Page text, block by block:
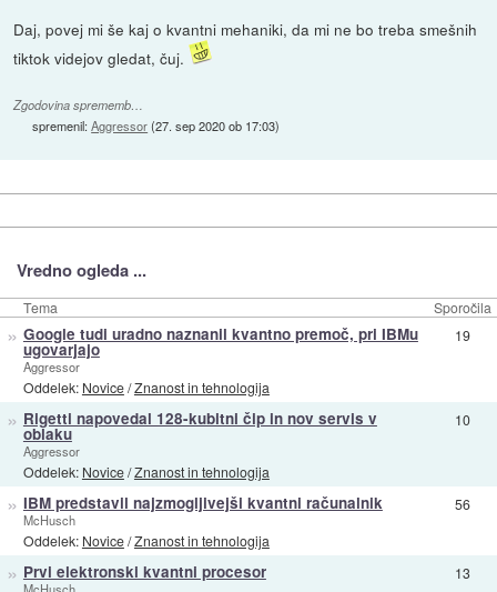
Daj, povej mi še kaj o kvantni mehaniki, da mi ne bo treba smešnih
tiktok videjov gledat, čuj.
Zgodovina sprememb…
spremenil:Aggressor(27. sep 2020 ob 17:03)
Vredno ogleda ...
Tema Sporočila
» Google tudi uradno naznanil kvantno premoč, pri IBMu
ugovarjajo
Aggressor
Oddelek: Novice/Znanost in tehnologija
19
» Rigetti napovedal 128-kubitni čip in nov servis v
oblaku
Aggressor
Oddelek: Novice/Znanost in tehnologija
10
» IBM predstavil najzmogljivejši kvantni računalnik
McHusch
Oddelek: Novice/Znanost in tehnologija
56
» Prvi elektronski kvantni procesor
McHusch
13